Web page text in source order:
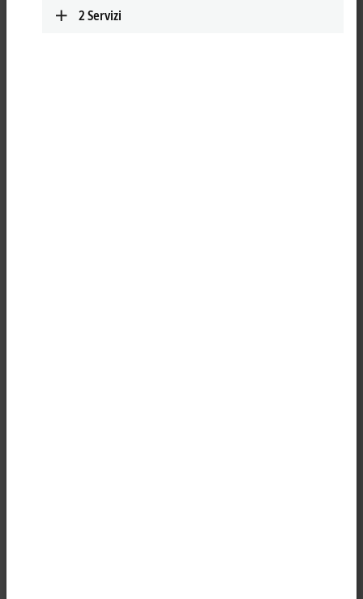
VIR2000 | Ring illumination
2Servizi